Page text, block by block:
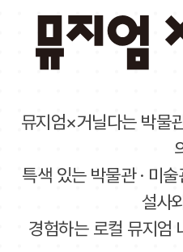
뮤지엄×거닐다는 박물
특색 있는 박물관 · 미
설사
경험하는 로컬 뮤지엄